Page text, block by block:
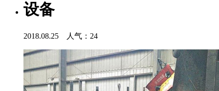
设备
2018.08.25 人气： 24